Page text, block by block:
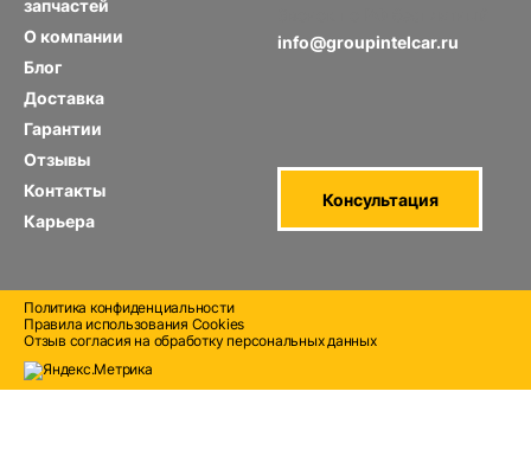
запчастей
О компании
Блог
Доставка
Гарантии
Отзывы
Контакты
Карьера
info@groupintelcar.ru
Консультация
Политика конфиденциальности
Правила использования Cооkies
Отзыв согласия на обработку персональных данных